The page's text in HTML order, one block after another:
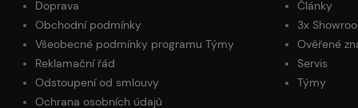
Doprava
Obchodní podmínky
Všeobecné podmínky programu Týmy
Reklamační řád
Odstoupení od smlouvy
Ochrana osobních údajů
Články
3x
Ověřené
Servis
Týmy